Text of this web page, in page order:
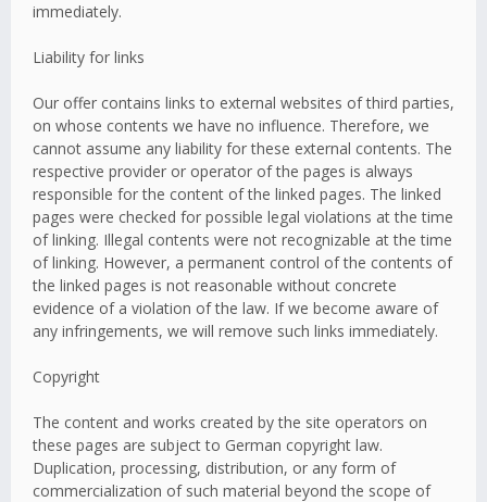
immediately.
Liability for links
Our offer contains links to external websites of third parties,
on whose contents we have no influence. Therefore, we
cannot assume any liability for these external contents. The
respective provider or operator of the pages is always
responsible for the content of the linked pages. The linked
pages were checked for possible legal violations at the time
of linking. Illegal contents were not recognizable at the time
of linking. However, a permanent control of the contents of
the linked pages is not reasonable without concrete
evidence of a violation of the law. If we become aware of
any infringements, we will remove such links immediately.
Copyright
The content and works created by the site operators on
these pages are subject to German copyright law.
Duplication, processing, distribution, or any form of
commercialization of such material beyond the scope of